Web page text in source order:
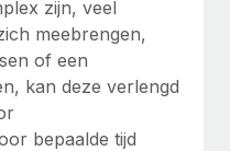
zijn, veel
meebrengen,
of een
kan deze verlengd
bepaalde tijd